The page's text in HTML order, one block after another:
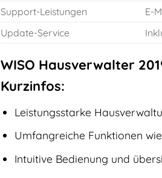
Support-Leistungen
E-
Update-Service
WISO Hausverwalter
Kurzinfos:
Leistungsstarke
Umfangreiche Funktionen
Intuitive Bedienung und